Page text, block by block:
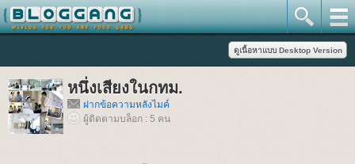
หนึ่งเสียงในกทม.
ฝากข้อความหลังไมค์
ผู้ติดตามบล็อก : 5 คน